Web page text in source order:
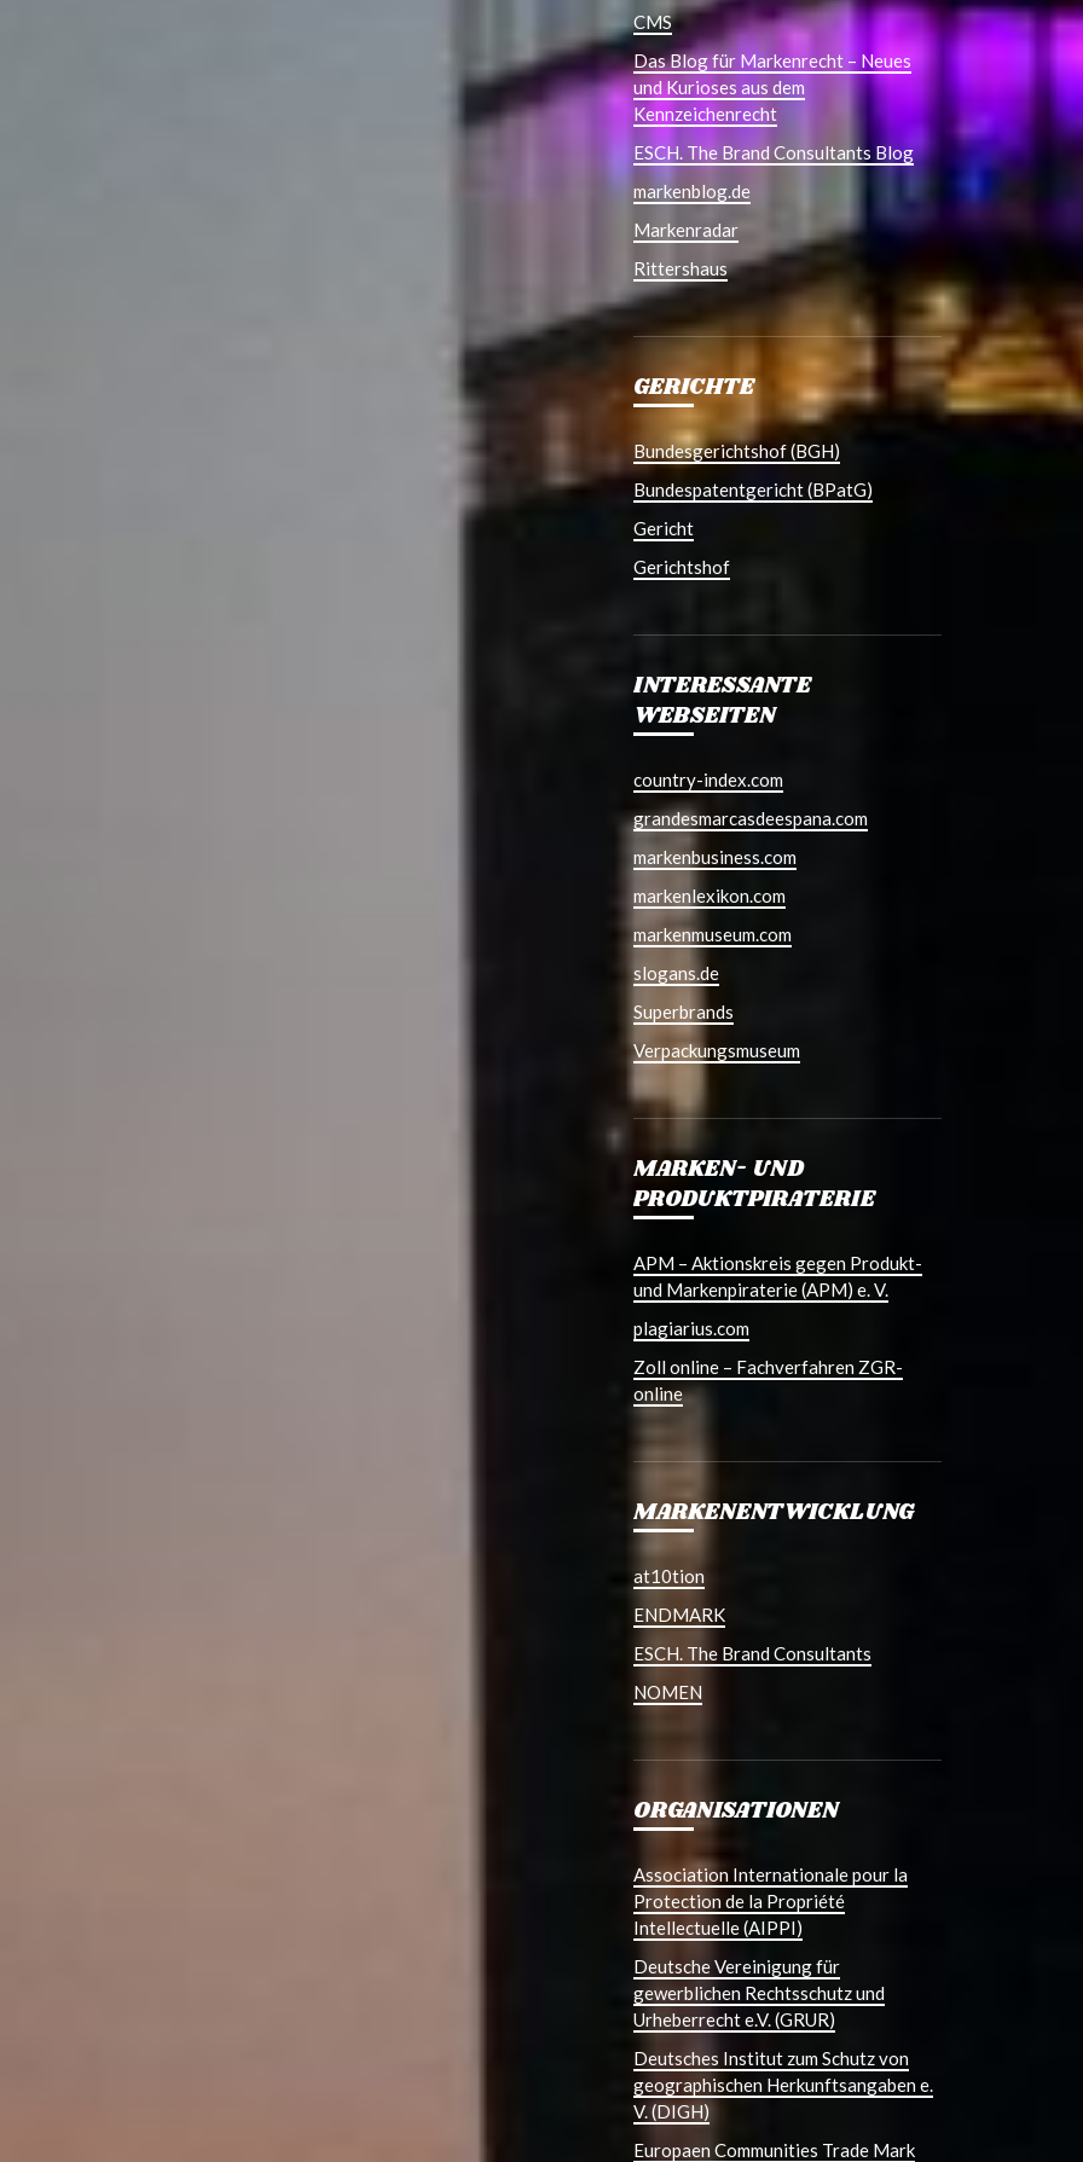
CMS
Das Blog für Markenrecht – Neues
und Kurioses aus dem
Kennzeichenrecht
ESCH. The Brand Consultants Blog
markenblog.de
Markenradar
Rittershaus
GERICHTE
Bundesgerichtshof (BGH)
Bundespatentgericht (BPatG)
Gericht
Gerichtshof
INTERESSANTE
WEBSEITEN
country-index.com
grandesmarcasdeespana.com
markenbusiness.com
markenlexikon.com
markenmuseum.com
slogans.de
Superbrands
Verpackungsmuseum
MARKEN- UND
PRODUKTPIRATERIE
APM – Aktionskreis gegen Produkt-
und Markenpiraterie (APM) e. V.
plagiarius.com
Zoll online – Fachverfahren ZGR-
online
MARKENENTWICKLUNG
at10tion
ENDMARK
ESCH. The Brand Consultants
NOMEN
ORGANISATIONEN
Association Internationale pour la
Protection de la Propriété
Intellectuelle (AIPPI)
Deutsche Vereinigung für
gewerblichen Rechtsschutz und
Urheberrecht e.V. (GRUR)
Deutsches Institut zum Schutz von
geographischen Herkunftsangaben e.
V. (DIGH)
Europaen Communities Trade Mark